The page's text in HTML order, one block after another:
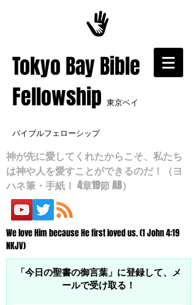
​Tokyo Bay Bible
Fellowship 東京ベイ
バイブルフェローシップ
神が先に愛してくれたからこそ、私たち
は神や人を愛すことができるのだ！（ヨ
ハネ筆・手紙Ⅰ 4章19節 AB）
We love Him because He first loved us. (1 John 4:19
NKJV)
「今日の聖書の御言葉」に登録して、メ
ールで受け取る！